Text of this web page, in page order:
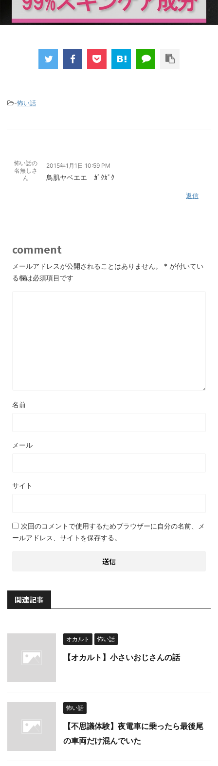
-怖い話
怖い話の
名無しさ
ん
2015年1月1日 10:59 PM
鳥肌ヤベエエ ｶﾞｸｶﾞｸ
返信
comment
メールアドレスが公開されることはありません。 * が付いてい
る欄は必須項目です
名前
メール
サイト
次回のコメントで使用するためブラウザーに自分の名前、メ
ールアドレス、サイトを保存する。
関連記事
オカルト 怖い話
【オカルト】小さいおじさんの話
怖い話
【不思議体験】夜電車に乗ったら最後尾
の車両だけ混んでいた